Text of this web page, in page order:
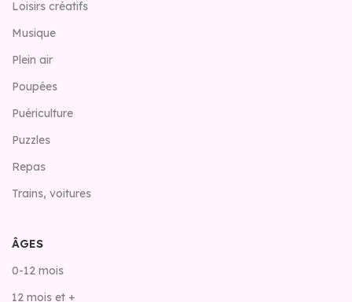
Loisirs créatifs
Musique
Plein air
Poupées
Puériculture
Puzzles
Repas
Trains, voitures
ÂGES
0-12 mois
12 mois et +